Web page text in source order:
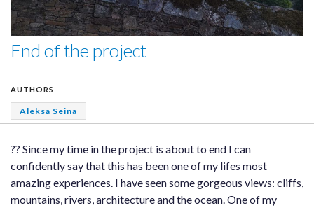
End of the project
AUTHORS
Aleksa Seina
?? Since my time in the project is about to end I can
confidently say that this has been one of my lifes most
amazing experiences. I have seen some gorgeous views: cliffs,
mountains, rivers, architecture and the ocean. One of my